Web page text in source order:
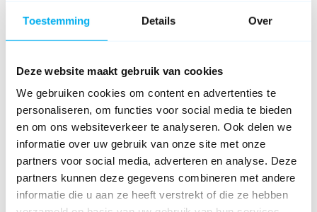
Toestemming Details Over
Deze website maakt gebruik van cookies
We gebruiken cookies om content en advertenties te
personaliseren, om functies voor social media te bieden
en om ons websiteverkeer te analyseren. Ook delen we
informatie over uw gebruik van onze site met onze
partners voor social media, adverteren en analyse. Deze
partners kunnen deze gegevens combineren met andere
informatie die u aan ze heeft verstrekt of die ze hebben